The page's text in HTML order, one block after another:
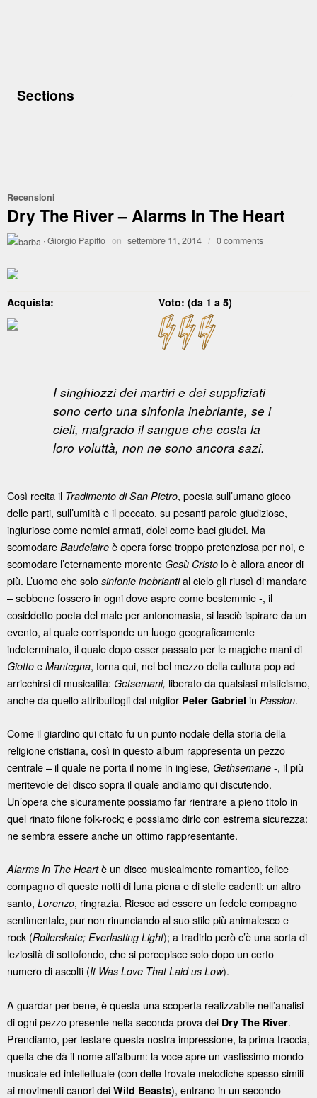
Sections
Recensioni
Dry The River – Alarms In The Heart
·Giorgio Papitto on settembre 11, 2014 / 0 comments
Acquista: Voto: (da 1 a 5)
I singhiozzi dei martiri e dei suppliziati
sono certo una sinfonia inebriante, se i
cieli, malgrado ilsangue che costa la
loro voluttà, non ne sono ancora sazi.
Così recita il Tradimento di San Pietro, poesia sull’umano gioco
delle parti, sull’umiltà e il peccato, su pesanti parole giudiziose,
ingiuriose come nemici armati, dolci come baci giudei. Ma
scomodare Baudelaire è opera forse troppo pretenziosa per noi, e
scomodare l’eternamente morente Gesù Cristo lo è allora ancor di
più. L’uomo che solo sinfonie inebriantial cielo gli riuscì di mandare
– sebbene fossero in ogni dove aspre come bestemmie -, il
cosiddetto poeta del male per antonomasia, si lasciò ispirare da un
evento, al quale corrisponde un luogo geograficamente
indeterminato, il quale dopo esser passato per le magiche mani di
Giotto e Mantegna, torna qui, nel bel mezzo della cultura pop ad
arricchirsi di musicalità: Getsemani, liberato da qualsiasi misticismo,
anche da quello attribuitogli dal miglior Peter Gabriel in Passion.
Come il giardino qui citato fu un punto nodale della storia della
religione cristiana, così in questo album rappresenta un pezzo
centrale – il quale ne porta il nome in inglese, Gethsemane -, il più
meritevole del disco sopra il quale andiamo qui discutendo.
Un’opera che sicuramente possiamo far rientrare a pieno titolo in
quel rinato filone folk-rock; e possiamo dirlo con estrema sicurezza:
ne sembra essere anche un ottimo rappresentante.
Alarms In The Heartè un disco musicalmente romantico, felice
compagno di queste notti di luna piena e di stelle cadenti: un altro
santo, Lorenzo, ringrazia. Riesce ad essere un fedele compagno
sentimentale, pur non rinunciando al suo stile più animalesco e
rock (Rollerskate; Everlasting Light); a tradirlo però c’è una sorta di
leziosità di sottofondo, che si percepisce solo dopo un certo
numero di ascolti (It Was Love That Laid us Low).
A guardar per bene, è questa una scoperta realizzabile nell’analisi
di ogni pezzo presente nella seconda prova dei Dry The River.
Prendiamo, per testare questa nostra impressione, la prima traccia,
quella che dà il nome all’album: la voce apre un vastissimo mondo
musicale ed intellettuale (con delle trovate melodiche spesso simili
ai movimenti canori dei Wild Beasts), entrano in un secondo